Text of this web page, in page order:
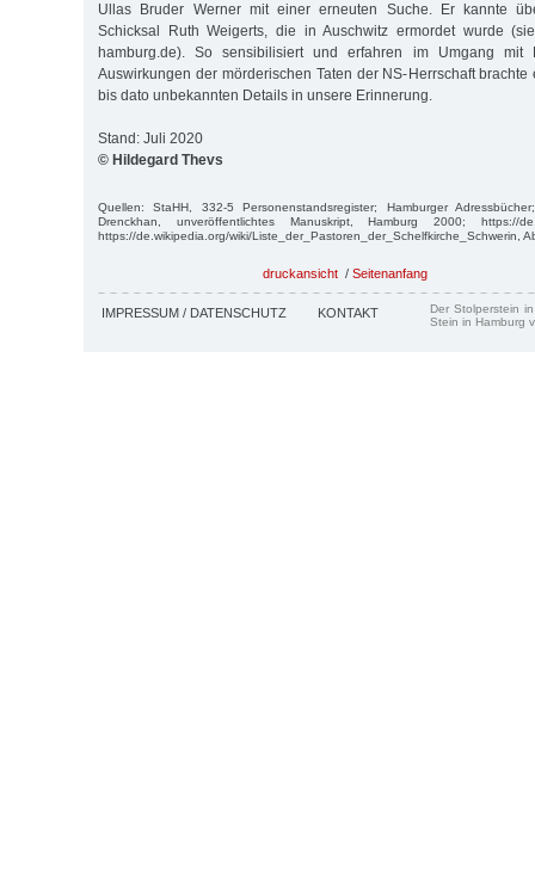
Ullas Bruder Werner mit einer erneuten Suche. Er kannte
Schicksal Ruth Weigerts, die in Auschwitz ermordet wurde
hamburg.de). So sensibilisiert und erfahren im Umgang mit
Auswirkungen der mörderischen Taten der NS-Herrschaft
bis dato unbekannten Details in unsere Erinnerung.
Stand: Juli 2020
© Hildegard Thevs
Quellen: StaHH, 332-5 Personenstandsregister; Hamburger
Drenckhan, unveröffentlichtes Manuskript, Hamburg 2000; https://
https://de.wikipedia.org/wiki/Liste_der_Pastoren_der_Schelfkirche_Schwerin,
druckansicht / Seitenanfang
IMPRESSUM / DATENSCHUTZ KONTAKT
Der Stolperstein
Stein in Hamburg